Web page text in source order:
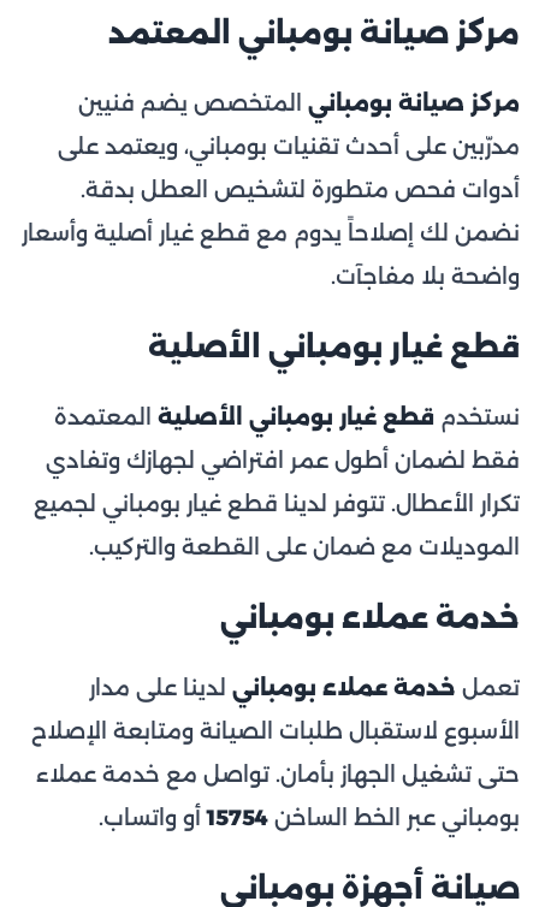
مركز صيانة بومباني المعتمد
مركز صيانة بومباني المتخصص يضم فنيين
مدرّبين على أحدث تقنيات بومباني، ويعتمد على
أدوات فحص متطورة لتشخيص العطل بدقة.
نضمن لك إصلاحاً يدوم مع قطع غيار أصلية وأسعار
واضحة بلا مفاجآت.
قطع غيار بومباني الأصلية
نستخدم قطع غيار بومباني الأصلية المعتمدة
فقط لضمان أطول عمر افتراضي لجهازك وتفادي
تكرار الأعطال. تتوفر لدينا قطع غيار بومباني لجميع
الموديلات مع ضمان على القطعة والتركيب.
خدمة عملاء بومباني
تعمل خدمة عملاء بومباني لدينا على مدار
الأسبوع لاستقبال طلبات الصيانة ومتابعة الإصلاح
حتى تشغيل الجهاز بأمان. تواصل مع خدمة عملاء
بومباني عبر الخط الساخن 15754أو واتساب.
صيانة أجهزة بومباني